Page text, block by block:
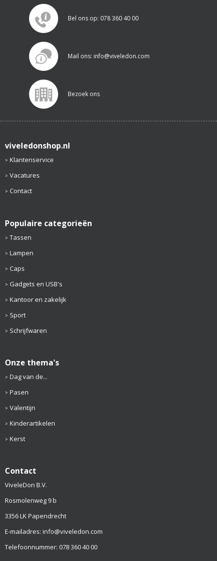
Bel ons op: 078 360 40 00
Mail ons: info@viveledon.com
Bezoek ons
viveledonshop.nl
Klantenservice
Vacatures
Contact
Populaire categorieën
Tassen
Lampen
Caps
Gadgets en USB's
Kantoor en zakelijk
Sport
Schrijfwaren
Onze thema's
Dag van de...
Pasen
Valentijn
Kinderartikelen
Kerst
Contact
ViveleDon B.V.
Rosmolenweg 9 b
3356 LK Papendrecht
E-mailadres: info@viveledon.com
Telefoonnummer: 078 360 40 00